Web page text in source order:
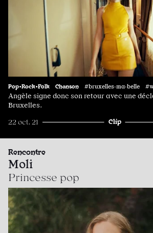
Pop•Rock•Folk Chanson #bruxelles·ma·belle
Angèle signe donc son retour avec une
Bruxelles.
22 oct. 21 Clip
Rencontre
Moli
Princesse pop